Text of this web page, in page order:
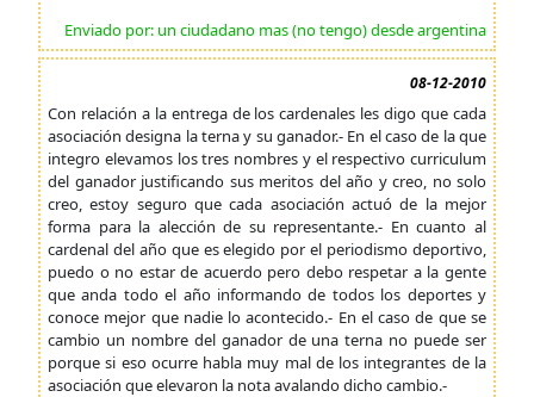
Enviado por: un ciudadano mas (no tengo) desde argentina
08-12-2010
Con relación a la entrega de los cardenales les digo que cada
asociación designa la terna y su ganador.- En el caso de la que
integro elevamos los tres nombres y el respectivo curriculum
del ganador justificando sus meritos del año y creo, no solo
creo, estoy seguro que cada asociación actuó de la mejor
forma para la alección de su representante.- En cuanto al
cardenal del año que es elegido por el periodismo deportivo,
puedo o no estar de acuerdo pero debo respetar a la gente
que anda todo el año informando de todos los deportes y
conoce mejor que nadie lo acontecido.- En el caso de que se
cambio un nombre del ganador de una terna no puede ser
porque si eso ocurre habla muy mal de los integrantes de la
asociación que elevaron la nota avalando dicho cambio.-